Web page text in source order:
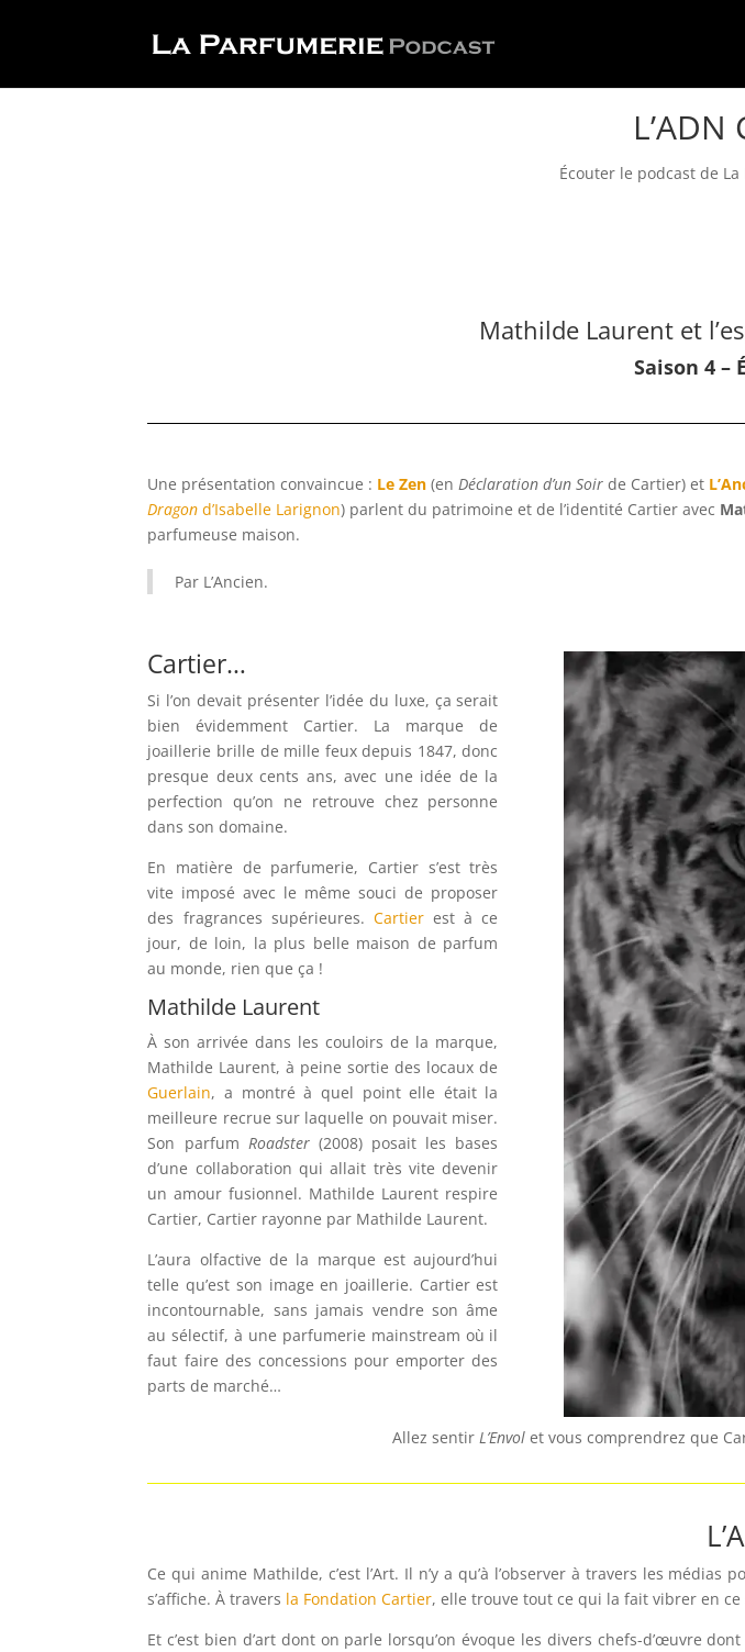
Écouter le podcast de
Mathilde Laurent et
Saison 4 –
Une présentation convaincue : Le Zen (en Déclaration d’un Soir de Cartier) et
Dragon d’Isabelle Larignon) parlent du patrimoine et de l’identité Cartier avec
parfumeuse maison.
Par L’Ancien.
Cartier…
Si l’on devait présenter l’idée du luxe, ça serait
bien évidemment Cartier. La marque de
joaillerie brille de mille feux depuis 1847, donc
presque deux cents ans, avec une idée de la
perfection qu’on ne retrouve chez personne
dans son domaine.
En matière de parfumerie, Cartier s’est très
vite imposé avec le même souci de proposer
des fragrances supérieures. Cartierest à ce
jour, de loin, la plus belle maison de parfum
au monde, rien que ça !
Mathilde Laurent
À son arrivée dans les couloirs de la marque,
Mathilde Laurent, à peine sortie des locaux de
Guerlain, a montré à quel point elle était la
meilleure recrue sur laquelle on pouvait miser.
Son parfum Roadster(2008) posait les bases
d’une collaboration qui allait très vite devenir
un amour fusionnel. Mathilde Laurent respire
Cartier, Cartier rayonne par Mathilde Laurent.
L’aura olfactive de la marque est aujourd’hui
telle qu’est son image en joaillerie. Cartier est
incontournable, sans jamais vendre son âme
au sélectif, à une parfumerie mainstream où il
faut faire des concessions pour emporter des
parts de marché…
Allez sentir L’Envol et vous comprendrez que
Ce qui anime Mathilde, c’est l’Art. Il n’y a qu’à l’observer à travers les
s’affiche. À travers la Fondation Cartier, elle trouve tout ce qui la fait vibrer en
Et c’est bien d’art dont on parle lorsqu’on évoque les divers chefs-d’œuvre